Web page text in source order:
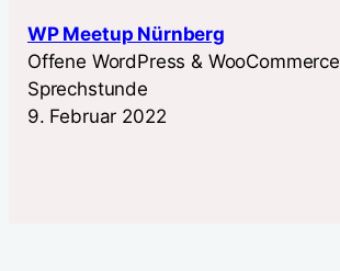
WP Meetup Nürnberg
Offene WordPress & WooCommerce
Sprechstunde
9. Februar 2022